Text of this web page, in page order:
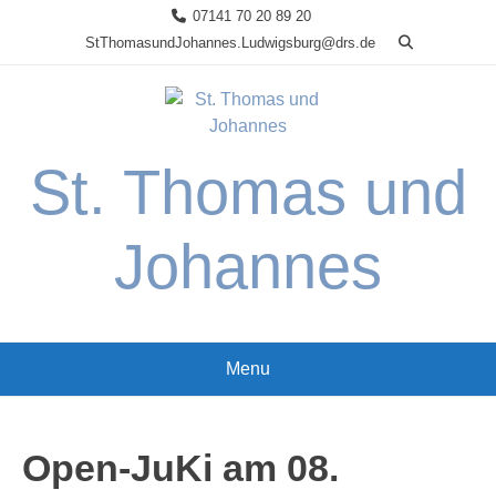
07141 70 20 89 20
StThomasundJohannes.Ludwigsburg@drs.de
St. Thomas und
Johannes
Menu
Open-JuKi am 08.